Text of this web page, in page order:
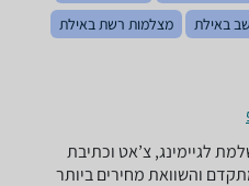
באילת מצלמות רשת באילת
לגיימינג, צ’אט וכתיבת
והשוואת מחירים ביותר